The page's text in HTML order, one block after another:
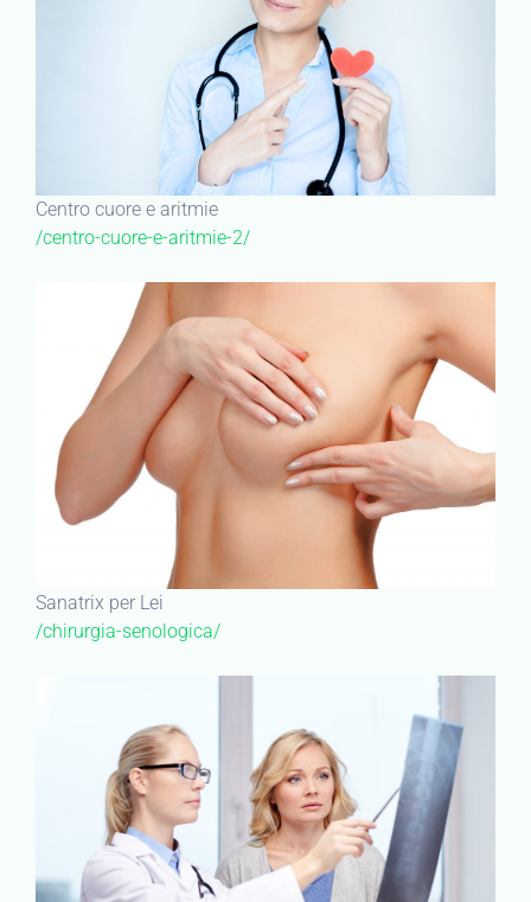
Centro cuore e aritmie
/centro-cuore-e-aritmie-2/
Sanatrix per Lei
/chirurgia-senologica/